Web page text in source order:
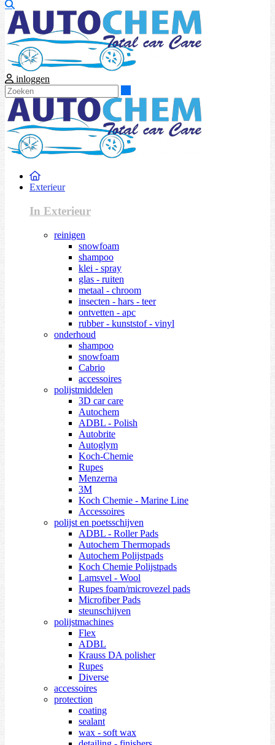
inloggen
Exterieur
In Exterieur
reinigen
snowfoam
shampoo
klei - spray
glas - ruiten
metaal - chroom
insecten - hars - teer
ontvetten - apc
rubber - kunststof - vinyl
onderhoud
shampoo
snowfoam
Cabrio
accessoires
polijstmiddelen
3D car care
Autochem
ADBL - Polish
Autobrite
Autoglym
Koch-Chemie
Rupes
Menzerna
3M
Koch Chemie - Marine Line
Accessoires
polijst en poetsschijven
ADBL - Roller Pads
Autochem Thermopads
Autochem Polijstpads
Koch Chemie Polijstpads
Lamsvel - Wool
Rupes foam/microvezel pads
Microfiber Pads
steunschijven
polijstmachines
Flex
ADBL
Krauss DA polisher
Rupes
Diverse
accessoires
protection
coating
sealant
wax - soft wax